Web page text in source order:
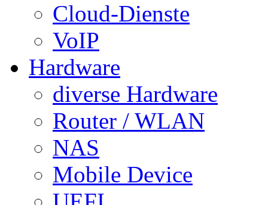
Cloud-Dienste
VoIP
Hardware
diverse Hardware
Router / WLAN
NAS
Mobile Device